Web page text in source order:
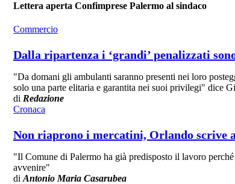
Lettera aperta Confimprese Palermo al sindaco
Commercio
Dalla ripartenza i ‘grandi’ penalizzati
"Da domani gli ambulanti saranno presenti nei loro
solo una parte elitaria e garantita nei suoi privilegi" dice
di Redazione
Cronaca
Non riaprono i mercatini, Orlando scrive
"Il Comune di Palermo ha già predisposto il lavoro
avvenire"
di Antonio Maria Casarubea